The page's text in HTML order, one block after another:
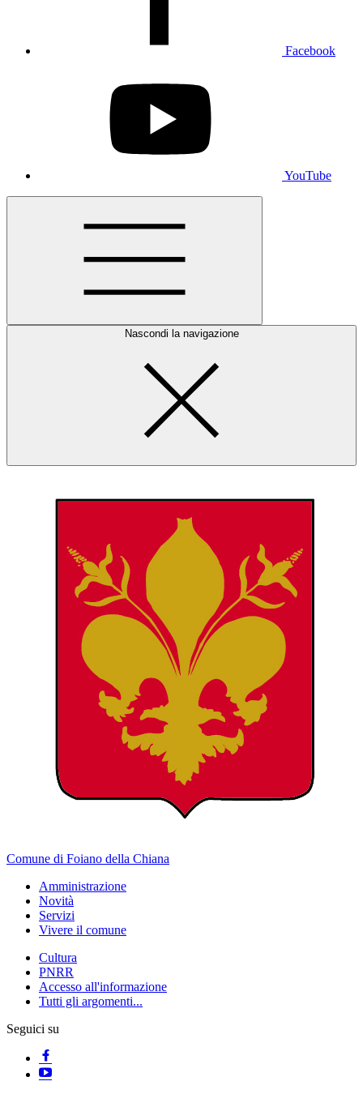
Facebook
YouTube
Nascondi la navigazione
Comune di Foiano della Chiana
Amministrazione
Novità
Servizi
Vivere il comune
Cultura
PNRR
Accesso all'informazione
Tutti gli argomenti...
Seguici su